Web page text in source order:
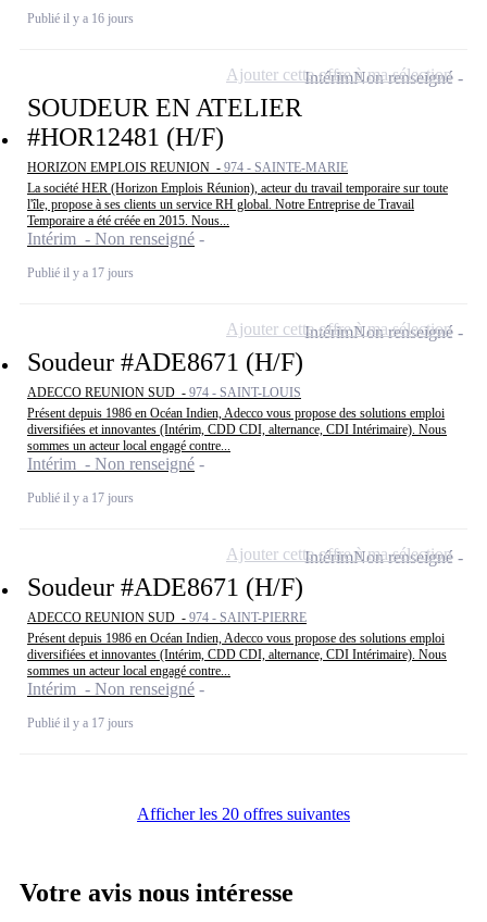
Publié il y a 16 jours
SOUDEUR EN ATELIER
#HOR12481 (H/F)
HORIZON EMPLOIS REUNION - 974 - SAINTE-MARIE
La société HER (Horizon Emplois Réunion), acteur du travail temporaire sur toute
l'île, propose à ses clients un service RH global. Notre Entreprise de Travail
Temporaire a été créée en 2015. Nous...
Intérim - Non renseigné
Publié il y a 17 jours
IntérimNon renseigné
Ajouter cette offre à ma sélection
Soudeur #ADE8671 (H/F)
ADECCO REUNION SUD - 974 - SAINT-LOUIS
Présent depuis 1986 en Océan Indien, Adecco vous propose des solutions emploi
diversifiées et innovantes (Intérim, CDD CDI, alternance, CDI Intérimaire). Nous
sommes un acteur local engagé contre...
Intérim - Non renseigné
Publié il y a 17 jours
IntérimNon renseigné
Ajouter cette offre à ma sélection
Soudeur #ADE8671 (H/F)
ADECCO REUNION SUD - 974 - SAINT-PIERRE
Présent depuis 1986 en Océan Indien, Adecco vous propose des solutions emploi
diversifiées et innovantes (Intérim, CDD CDI, alternance, CDI Intérimaire). Nous
sommes un acteur local engagé contre...
Intérim - Non renseigné
Publié il y a 17 jours
IntérimNon renseigné
Ajouter cette offre à ma sélection
Afficher les 20 offres suivantes
Votre avis nous intéresse